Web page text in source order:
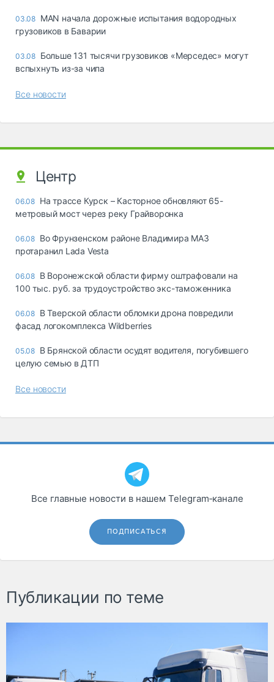
03.08 MAN начала дорожные испытания водородных
грузовиков в Баварии
03.08 Больше 131 тысячи грузовиков «Мерседес» могут
вспыхнуть из-за чипа
Все новости
Центр
06.08 На трассе Курск – Касторное обновляют 65-
метровый мост через реку Грайворонка
06.08 Во Фрунзенском районе Владимира МАЗ
протаранил Lada Vesta
06.08 В Воронежской области фирму оштрафовали на
100 тыс. руб. за трудоустройство экс-таможенника
06.08 В Тверской области обломки дрона повредили
фасад логокомплекса Wildberries
05.08 В Брянской области осудят водителя, погубившего
целую семью в ДТП
Все новости
Все главные новости в нашем Telegram‑канале
ПОДПИСАТЬСЯ
Публикации по теме